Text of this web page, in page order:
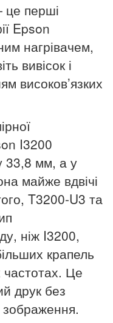
перші
Epson
нагрівачем,
вивісок і
високов’язких
I3200
33,8 мм, а у
майже вдвічі
T3200-U3 та
ніж I3200,
крапель
Це
друк без
зображення.